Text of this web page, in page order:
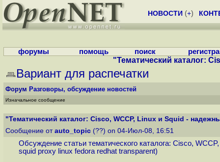
НОВОСТИ (+)
форумы помощь поиск
"Тематический каталог:
Вариант для распечатки
Форум Разговоры, обсуждение новостей
Изначальное сообщение
"Тематический каталог: Cisco, WCCP, Linux и Squid -
Сообщение от auto_topic (??) on 04-Июл-08, 16:51
Обсуждение статьи тематического каталога: Cisco,
squid proxy linux fedora redhat transparent)